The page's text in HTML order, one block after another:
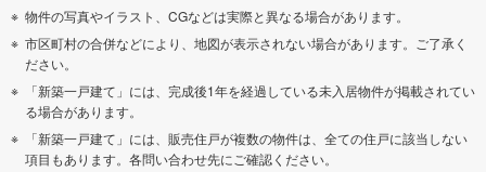
物件の写真やイラスト、CGなどは実際と異なる場合があります。
市区町村の合併などにより、地図が表示されない場合があります。ご了承く
ださい。
「新築一戸建て」には、完成後1年を経過している未入居物件が掲載されてい
る場合があります。
「新築一戸建て」には、販売住戸が複数の物件は、全ての住戸に該当しない
項目もあります。各問い合わせ先にご確認ください。